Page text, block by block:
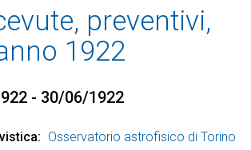
preventivi,
1922
- 30/06/1922
Osservatorio astrofisico di Torino